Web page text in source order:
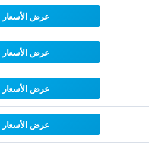
عرض الأسعار
عرض الأسعار
عرض الأسعار
عرض الأسعار